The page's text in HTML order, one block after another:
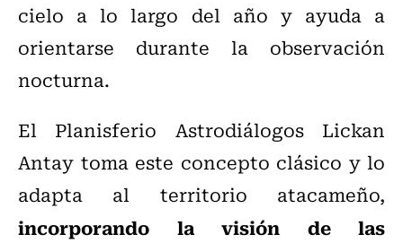
cielo a lo largo del año y ayuda a
orientarse durante la observación
nocturna.
El Planisferio Astrodiálogos Lickan
Antay toma este concepto clásico y lo
adapta al territorio atacameño,
incorporando la visión de las